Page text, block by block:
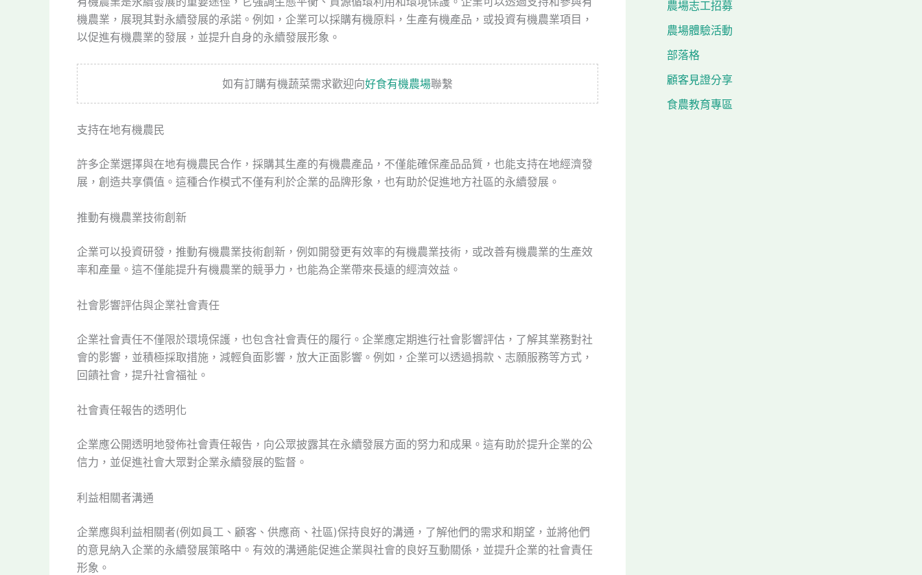
機農業，展現其對永續發展的承諾。例如，企業可以採購有機原料，生產有機產品，或投資有機農業項目，
以促進有機農業的發展，並提升自身的永續發展形象。
如有訂購有機蔬菜需求歡迎向好食有機農場聯繫
支持在地有機農民
許多企業選擇與在地有機農民合作，採購其生產的有機農產品，不僅能確保產品品質，也能支持在地經濟發
展，創造共享價值。這種合作模式不僅有利於企業的品牌形象，也有助於促進地方社區的永續發展。
推動有機農業技術創新
企業可以投資研發，推動有機農業技術創新，例如開發更有效率的有機農業技術，或改善有機農業的生產效
率和產量。這不僅能提升有機農業的競爭力，也能為企業帶來長遠的經濟效益。
社會影響評估與企業社會責任
企業社會責任不僅限於環境保護，也包含社會責任的履行。企業應定期進行社會影響評估，了解其業務對社
會的影響，並積極採取措施，減輕負面影響，放大正面影響。例如，企業可以透過捐款、志願服務等方式，
回饋社會，提升社會福祉。
社會責任報告的透明化
企業應公開透明地發佈社會責任報告，向公眾披露其在永續發展方面的努力和成果。這有助於提升企業的公
信力，並促進社會大眾對企業永續發展的監督。
利益相關者溝通
企業應與利益相關者(例如員工、顧客、供應商、社區)保持良好的溝通，了解他們的需求和期望，並將他們
的意見納入企業的永續發展策略中。有效的溝通能促進企業與社會的良好互動關係，並提升企業的社會責任
形象。
農場志工招募
農場體驗活動
部落格
顧客見證分享
食農教育專區